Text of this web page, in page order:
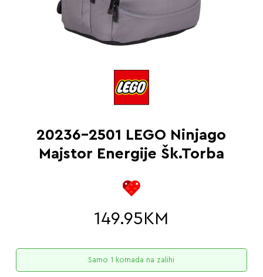
20236-2501 LEGO Ninjago
Majstor Energije Šk.Torba
149.95 KM
Samo 1 komada na zalihi